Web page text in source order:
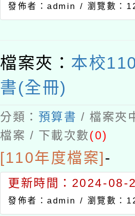
發佈者：admin / 瀏覽數：
檔案夾： 本校
書(全冊)
分類： 預算書 / 檔案夾
檔案 / 下載次數(0)
[110年度檔案]-
更新時間：2024-08-
發佈者：admin / 瀏覽數：